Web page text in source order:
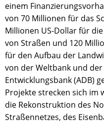
einem
von 70 Millionen für das
Millionen US-Dollar für
von Straßen und 120
für den Aufbau der
von der Weltbank und
Entwicklungsbank (ADB)
Projekte strecken sich im
die Rekonstruktion des
Straßennetzes, des